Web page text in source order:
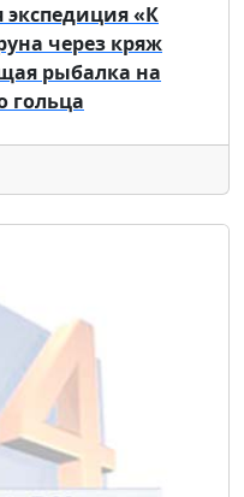
экспедиция «К
через кряж
рыбалка на
гольца